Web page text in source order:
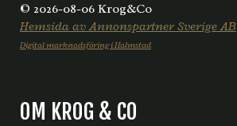
© 2026-08-06 Krog&Co
Hemsida av Annonspartner Sverige AB
Digital marknadsföring i Halmstad
OM KROG & CO